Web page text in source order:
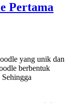
Pertama
yang unik dan
berbentuk